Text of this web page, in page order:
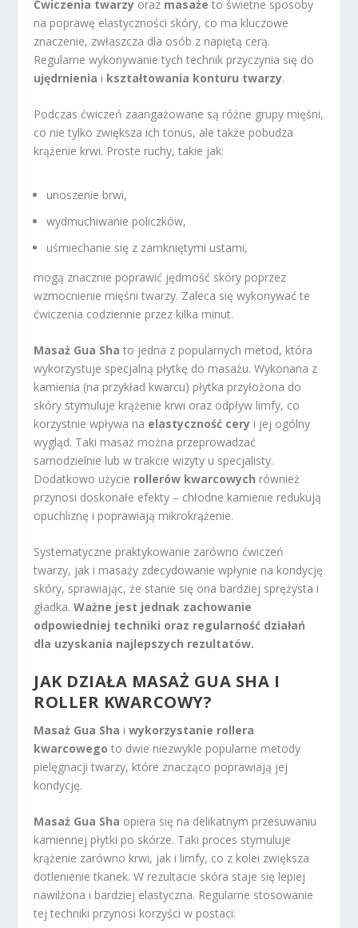
Ćwiczenia twarzy oraz masaże to świetne sposoby
na poprawę elastyczności skóry, co ma kluczowe
znaczenie, zwłaszcza dla osób z napiętą cerą.
Regularne wykonywanie tych technik przyczynia się do
ujędrnienia i kształtowania konturu twarzy.
Podczas ćwiczeń zaangażowane są różne grupy mięśni,
co nie tylko zwiększa ich tonus, ale także pobudza
krążenie krwi. Proste ruchy, takie jak:
unoszenie brwi,
wydmuchiwanie policzków,
uśmiechanie się z zamkniętymi ustami,
mogą znacznie poprawić jędrność skóry poprzez
wzmocnienie mięśni twarzy. Zaleca się wykonywać te
ćwiczenia codziennie przez kilka minut.
Masaż Gua Sha to jedna z popularnych metod, która
wykorzystuje specjalną płytkę do masażu. Wykonana z
kamienia (na przykład kwarcu) płytka przyłożona do
skóry stymuluje krążenie krwi oraz odpływ limfy, co
korzystnie wpływa na elastyczność cery i jej ogólny
wygląd. Taki masaż można przeprowadzać
samodzielnie lub w trakcie wizyty u specjalisty.
Dodatkowo użycie rollerów kwarcowych również
przynosi doskonałe efekty – chłodne kamienie redukują
opuchliznę i poprawiają mikrokrążenie.
Systematyczne praktykowanie zarówno ćwiczeń
twarzy, jak i masaży zdecydowanie wpłynie na kondycję
skóry, sprawiając, że stanie się ona bardziej sprężysta i
gładka.Ważne jest jednak zachowanie
odpowiedniej techniki oraz regularność działań
dla uzyskania najlepszych rezultatów.
JAK DZIAŁA MASAŻ GUA SHA I
ROLLER KWARCOWY?
Masaż Gua Sha iwykorzystanie rollera
kwarcowego to dwie niezwykle popularne metody
pielęgnacji twarzy, które znacząco poprawiają jej
kondycję.
Masaż Gua Sha opiera się na delikatnym przesuwaniu
kamiennej płytki po skórze. Taki proces stymuluje
krążenie zarówno krwi, jak i limfy, co z kolei zwiększa
dotlenienie tkanek. W rezultacie skóra staje się lepiej
nawilżona i bardziej elastyczna. Regularne stosowanie
tej techniki przynosi korzyści w postaci: